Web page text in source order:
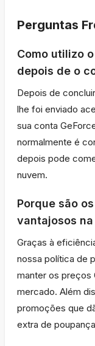
Perguntas
Como utilizo
depois de o
Depois de
lhe foi enviado
sua conta
normalmente é
depois pode
nuvem.
Porque são
vantajosos
Graças à
nossa política de
manter os preços
mercado. Além
promoções que
extra de